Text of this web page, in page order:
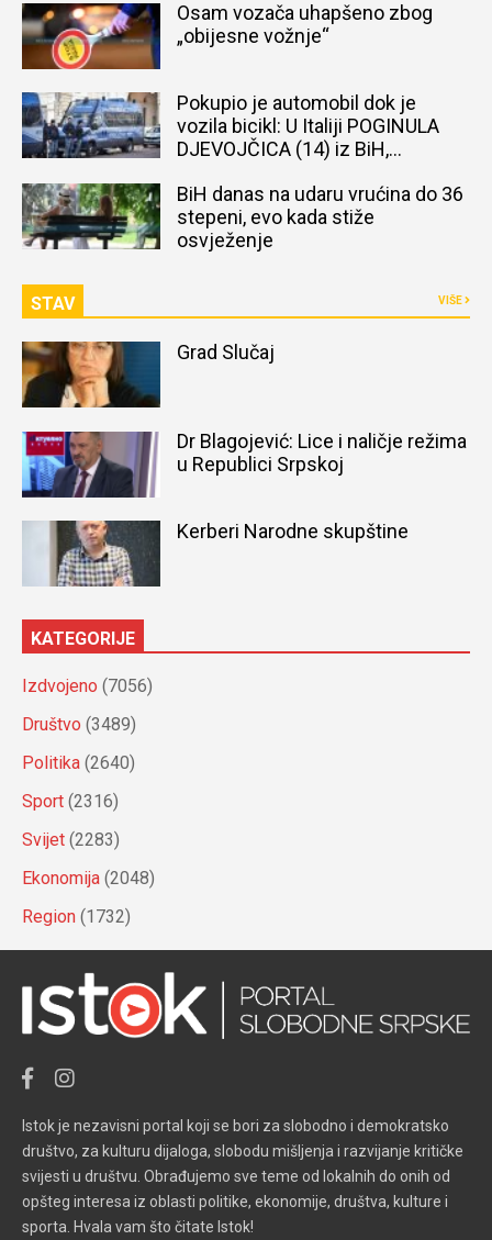
Osam vozača uhapšeno zbog
„obijesne vožnje“
Pokupio je automobil dok je
vozila bicikl: U Italiji POGINULA
DJEVOJČICA (14) iz BiH,
BiH danas na udaru vrućina do 36
stepeni, evo kada stiže
osvježenje
STAV VIŠE
Grad Slučaj
Dr Blagojević: Lice i naličje režima
u Republici Srpskoj
Kerberi Narodne skupštine
KATEGORIJE
Izdvojeno (7056)
Društvo (3489)
Politika (2640)
Sport (2316)
Svijet (2283)
Ekonomija (2048)
Region (1732)
Istok je nezavisni portal koji se bori za slobodno i demokratsko
društvo, za kulturu dijaloga, slobodu mišljenja i razvijanje kritičke
svijesti u društvu. Obrađujemo sve teme od lokalnih do onih od
opšteg interesa iz oblasti politike, ekonomije, društva, kulture i
sporta. Hvala vam što čitate Istok!